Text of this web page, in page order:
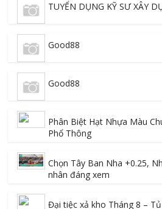
TUYỂN DỤNG KỸ SƯ XÂY
Good88
Good88
Phân Biệt Hạt Nhựa Màu
Phổ Thông
Chọn Tây Ban Nha +0.25,
nhân đáng xem
Đại tiệc xả kho Tháng 8 –